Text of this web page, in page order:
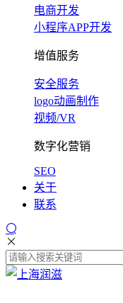
电商开发
小程序APP开发
增值服务
安全服务
logo动画制作
视频/VR
数字化营销
SEO
关于
联系